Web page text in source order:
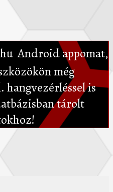
Android appomat,
még
hangvezérléssel is
tárolt